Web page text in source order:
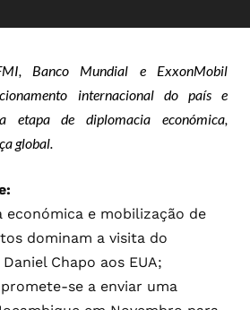
Banco Mundial e ExxonMobil
internacional do país e
etapa de diplomacia económica,
global.
económica e mobilização de
dominam a visita do
Chapo aos EUA;
se a enviar uma